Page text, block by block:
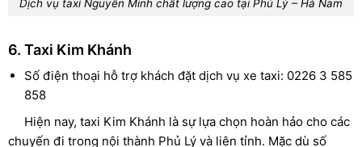
Dịch vụ taxi Nguyên Minh chất lượng cao tại Phủ Lý – Hà Nam
6. Taxi Kim Khánh
Số điện thoại hỗ trợ khách đặt dịch vụ xe taxi: 0226 3 585
858
Hiện nay, taxi Kim Khánh là sự lựa chọn hoàn hảo cho các
chuyến đi trong nội thành Phủ Lý và liên tỉnh. Mặc dù số